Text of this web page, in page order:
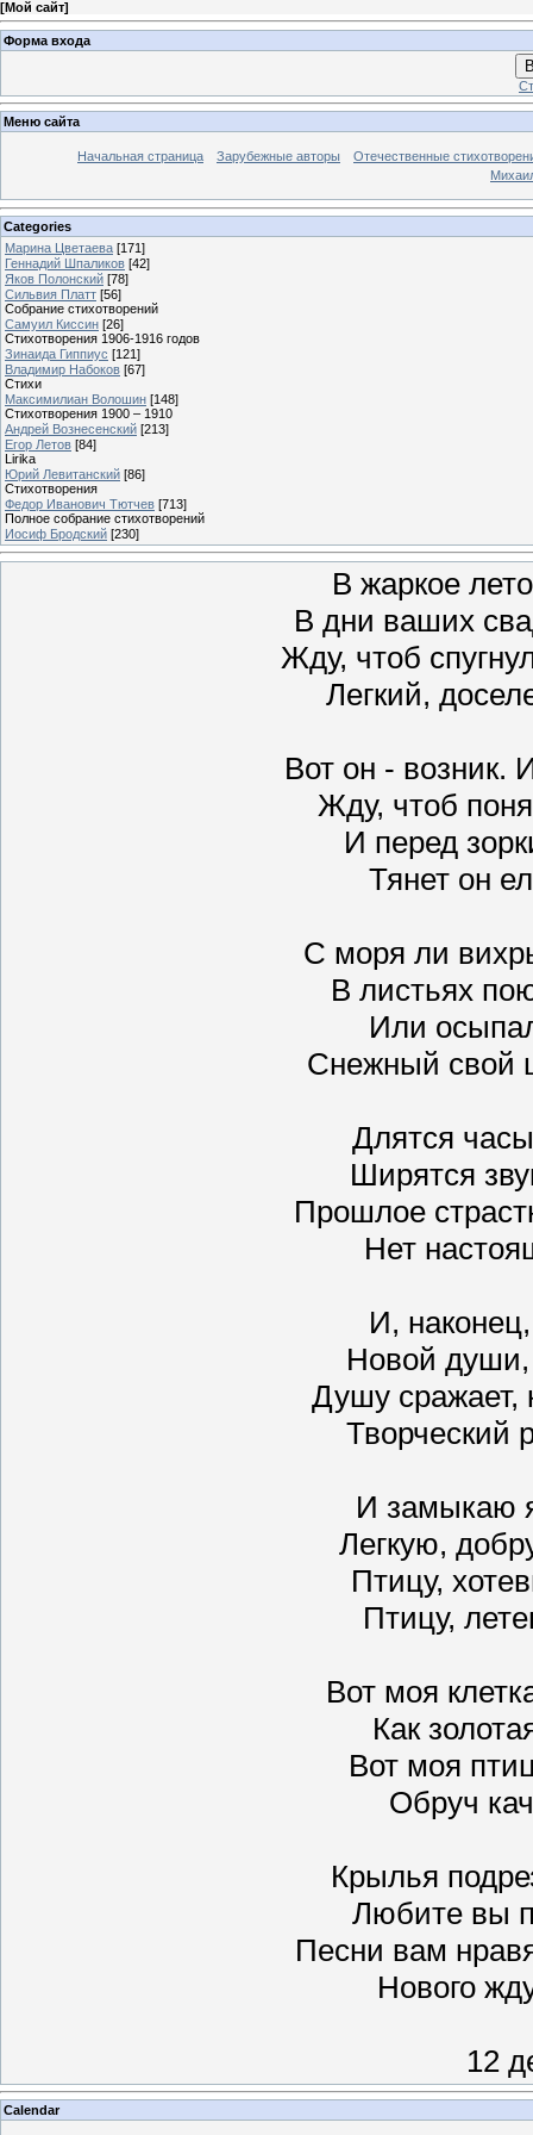
[Мой сайт]
Форма входа
Меню сайта
Начальная страница Зарубежные авторы
Отечественные
Categories
Марина Цветаева [171]
Геннадий Шпаликов [42]
Яков Полонский [78]
Сильвия Платт [56]
Собрание стихотворений
Самуил Киссин [26]
Стихотворения 1906-1916 годов
Зинаида Гиппиус [121]
Владимир Набоков [67]
Стихи
Максимилиан Волошин [148]
Стихотворения 1900 – 1910
Андрей Вознесенский [213]
Егор Летов [84]
Lirika
Юрий Левитанский [86]
Стихотворения
Федор Иванович Тютчев [713]
Полное собрание стихотворений
Иосиф Бродский [230]
В жаркое
В дни ваших
Жду, чтоб
Легкий,
Вот он - возник.
Жду, чтоб
И перед
Тянет он
С моря ли
В листьях
Или
Снежный свой
Длятся
Ширятся
Прошлое
Нет
И,
Новой души,
Душу сражает,
Творческий
И замыкаю
Легкую,
Птицу,
Птицу,
Вот моя
Как
Вот моя
Обруч
Крылья
Любите вы
Песни вам
Нового
12
Calendar